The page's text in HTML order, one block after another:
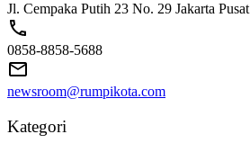
Jl. Cempaka Putih 23 No. 29 Jakarta Pusat
0858-8858-5688
newsroom@rumpikota.com
Kategori